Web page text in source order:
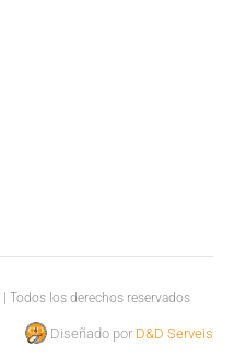
| Todos los derechos reservados
Diseñado por D&D Serveis